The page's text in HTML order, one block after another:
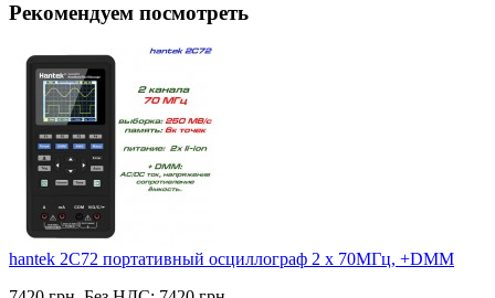
Рекомендуем посмотреть
hantek 2C72 портативный осциллограф 2 х 70МГц, +DMM